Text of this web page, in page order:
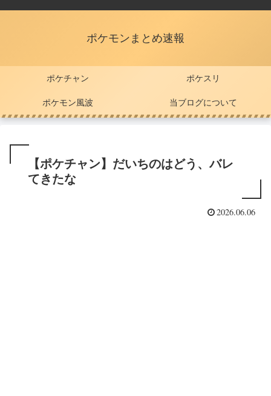
ポケモンまとめ速報
ポケチャン ポケスリ
ポケモン風波 当ブログについて
【ポケチャン】だいちのはどう、バレ
てきたな
2026.06.06